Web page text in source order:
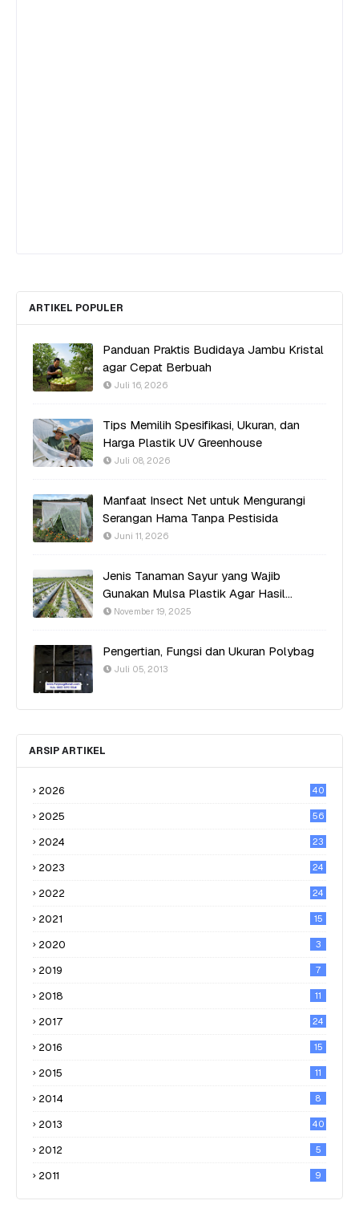
ARTIKEL POPULER
Panduan Praktis Budidaya Jambu Kristal
agar Cepat Berbuah
Juli 16, 2026
Tips Memilih Spesifikasi, Ukuran, dan
Harga Plastik UV Greenhouse
Juli 08, 2026
Manfaat Insect Net untuk Mengurangi
Serangan Hama Tanpa Pestisida
Juni 11, 2026
Jenis Tanaman Sayur yang Wajib
Gunakan Mulsa Plastik Agar Hasil
Optimal
November 19, 2025
Pengertian, Fungsi dan Ukuran Polybag
Juli 05, 2013
ARSIP ARTIKEL
2026 40
2025 56
2024 23
2023 24
2022 24
2021 15
2020 3
2019 7
2018 11
2017 24
2016 15
2015 11
2014 8
2013 40
2012 5
2011 9